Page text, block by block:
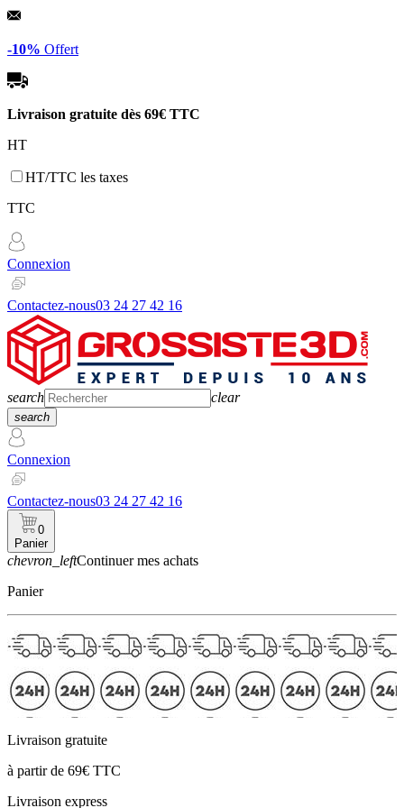
Panneau de gestion des cookies
-10% Offert
Livraison gratuite dès 69€ TTC
HT
HT/TTC les taxes
TTC
Connexion
Contactez-nous03 24 27 42 16
search clear
search
Connexion
Contactez-nous03 24 27 42 16
0
Panier
chevron_leftContinuer mes achats
Panier
Livraison gratuite
à partir de 69€ TTC
Livraison express